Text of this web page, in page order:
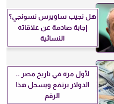
هل نجيب ساويرس نسونجي؟
إجابة صادمة عن علاقاته
النسائية
لأول مرة في تاريخ مصر ..
الدولار يرتفع ويسجل هذا
الرقم